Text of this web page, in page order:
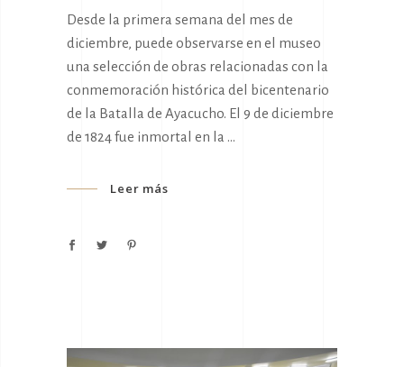
Desde la primera semana del mes de
diciembre, puede observarse en el museo
una selección de obras relacionadas con la
conmemoración histórica del bicentenario
de la Batalla de Ayacucho. El 9 de diciembre
de 1824 fue inmortal en la
Leer más